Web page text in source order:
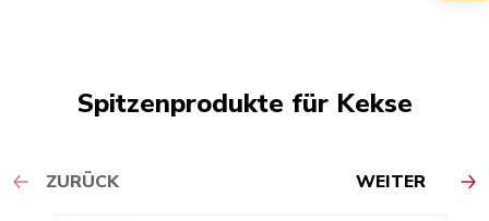
Spitzenprodukte für Kekse
ZURÜCK WEITER